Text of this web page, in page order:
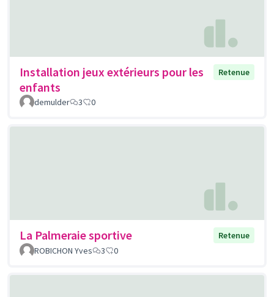
Installation jeux extérieurs pour les
enfants
Retenue
demulder 3 0
La Palmeraie sportive
Retenue
ROBICHON Yves
3 0